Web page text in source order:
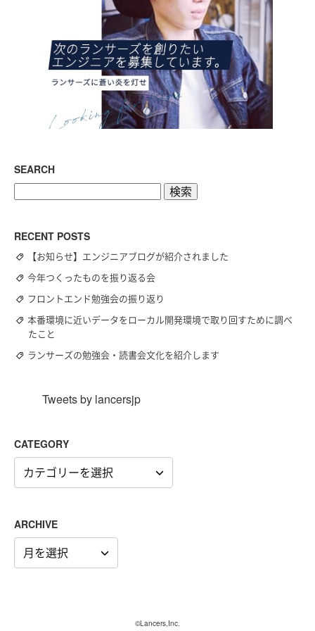
SEARCH
RECENT POSTS
【お知らせ】エンジニアブログが紹介されました
今年つくったものを振り返る会
フロントエンド勉強会の振り返り
本番環境に近いデータをローカル開発環境で取り回すために調べ
たこと
ランサーズの勉強会・読書会文化を紹介します
Tweets by lancersjp
CATEGORY
CATEGORY
ARCHIVE
ARCHIVE
©Lancers,Inc.